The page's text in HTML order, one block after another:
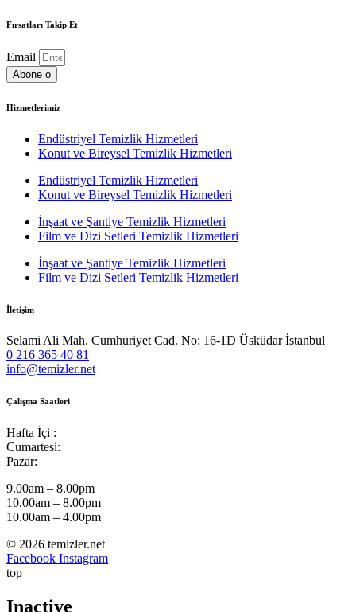
Fırsatları Takip Et
Email
Abone o
Hizmetlerimiz
Endüstriyel Temizlik Hizmetleri
Konut ve Bireysel Temizlik Hizmetleri
Endüstriyel Temizlik Hizmetleri
Konut ve Bireysel Temizlik Hizmetleri
İnşaat ve Şantiye Temizlik Hizmetleri
Film ve Dizi Setleri Temizlik Hizmetleri
İnşaat ve Şantiye Temizlik Hizmetleri
Film ve Dizi Setleri Temizlik Hizmetleri
İletişim
Selami Ali Mah. Cumhuriyet Cad. No: 16-1D Üsküdar İstanbul
0 216 365 40 81
info@temizler.net
Çalışma Saatleri
Hafta İçi :
Cumartesi:
Pazar:
9.00am – 8.00pm
10.00am – 8.00pm
10.00am – 4.00pm
© 2026 temizler.net
Facebook Instagram
top
Inactive